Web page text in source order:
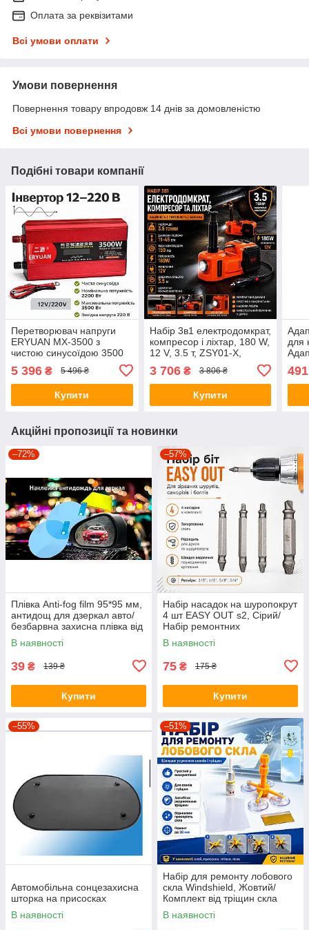
Оплата за реквізитами
Всі умови оплати
Умови повернення
Повернення товару впродовж 14 днів за домовленістю
Всі умови повернення
Подібні товари компанії
Перетворювач напруги
ERYUAN MX-3500 з
чистою синусоїдою 3500
Вт, інвертор 12 В → 220 В
5 396 ₴ 5 496 ₴
Купити
Набір 3в1 електродомкрат,
компресор і ліхтар, 180 W,
12 V, 3.5 т, ZSY01-X,
Електричний домкрат для
авто
3 706₴ 3 806 ₴
Купити
для
491
Акційні пропозиції та новинки
–72%
Плівка Anti-fog film 95*95 мм,
антидощ для дзеркал авто/
безбарвна захисна плівка від
води відблисків і бруду
В наявності
39 ₴ 139 ₴
Купити
–57%
Набір насадок на шуропокрут
4 шт EASY OUT s2, Сірий/
Набір ремонтних
екстракторів біт
В наявності
75 ₴ 175 ₴
Купити
–55%
Автомобільна сонцезахисна
шторка на присосках
В наявності
–51%
Набір для ремонту лобового
скла Windshield, Жовтий/
Комплект від тріщин скла
автомобіля
В наявності